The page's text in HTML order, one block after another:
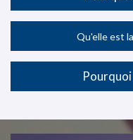
Qu'elle est